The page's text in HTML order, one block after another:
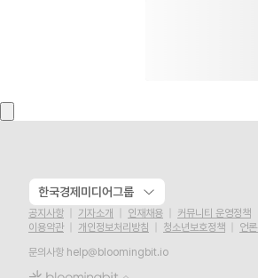
한국경제미디어그룹
공지사항 기자소개 인재채용
커뮤니티 운영정책
이용약관
개인정보처리방침 청소년보호정책
언
문의사항 help@bloomingbit.io